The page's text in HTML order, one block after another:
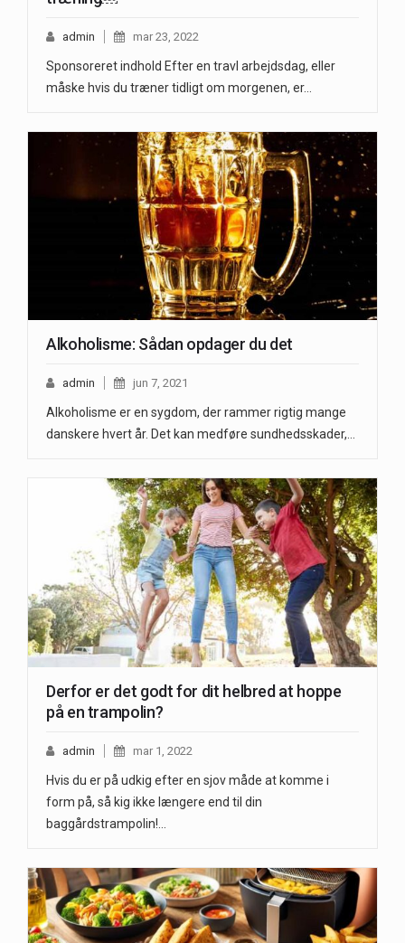
admin mar 23, 2022
Sponsoreret indhold Efter en travl arbejdsdag, eller
måske hvis du træner tidligt om morgenen, er…
Alkoholisme: Sådan opdager du det
admin jun 7, 2021
Alkoholisme er en sygdom, der rammer rigtig mange
danskere hvert år. Det kan medføre sundhedsskader,…
Derfor er det godt for dit helbred at hoppe
på en trampolin?
admin mar 1, 2022
Hvis du er på udkig efter en sjov måde at komme i
form på, så kig ikke længere end til din
baggårdstrampolin!…